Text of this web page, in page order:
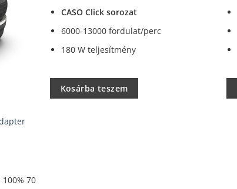
70
CASO Click sorozat
6000-13000 fordulat/perc
180 W teljesítmény
Kosárba teszem